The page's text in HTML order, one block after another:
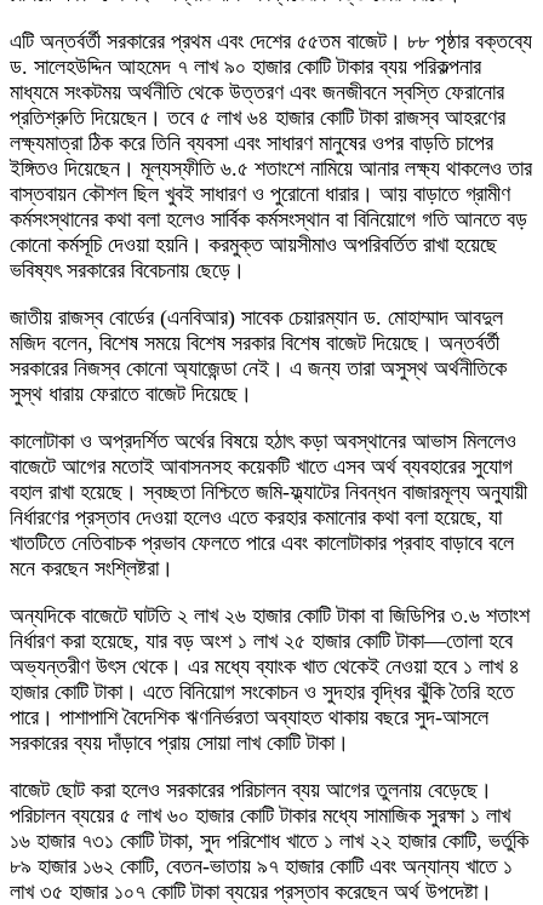
এটি অন্তর্বর্তী সরকারের প্রথম এবং দেশের ৫৫তম বাজেট। ৮৮ পৃষ্ঠার বক্তব্যে
ড. সালেহউদ্দিন আহমেদ ৭ লাখ ৯০ হাজার কোটি টাকার ব্যয় পরিকল্পনার
মাধ্যমে সংকটময় অর্থনীতি থেকে উত্তরণ এবং জনজীবনে স্বস্তি ফেরানোর
প্রতিশ্রুতি দিয়েছেন। তবে ৫ লাখ ৬৪ হাজার কোটি টাকা রাজস্ব আহরণের
লক্ষ্যমাত্রা ঠিক করে তিনি ব্যবসা এবং সাধারণ মানুষের ওপর বাড়তি চাপের
ইঙ্গিতও দিয়েছেন। মূল্যস্ফীতি ৬.৫ শতাংশে নামিয়ে আনার লক্ষ্য থাকলেও তার
বাস্তবায়ন কৌশল ছিল খুবই সাধারণ ও পুরোনো ধারার। আয় বাড়াতে গ্রামীণ
কর্মসংস্থানের কথা বলা হলেও সার্বিক কর্মসংস্থান বা বিনিয়োগে গতি আনতে বড়
কোনো কর্মসূচি দেওয়া হয়নি। করমুক্ত আয়সীমাও অপরিবর্তিত রাখা হয়েছে
ভবিষ্যৎ সরকারের বিবেচনায় ছেড়ে।
জাতীয় রাজস্ব বোর্ডের (এনবিআর) সাবেক চেয়ারম্যান ড. মোহাম্মাদ আবদুল
মজিদ বলেন, বিশেষ সময়ে বিশেষ সরকার বিশেষ বাজেট দিয়েছে। অন্তর্বর্তী
সরকারের নিজস্ব কোনো অ্যাজেন্ডা নেই। এ জন্য তারা অসুস্থ অর্থনীতিকে
সুস্থ ধারায় ফেরাতে বাজেট দিয়েছে।
কালোটাকা ও অপ্রদর্শিত অর্থের বিষয়ে হঠাৎ কড়া অবস্থানের আভাস মিললেও
বাজেটে আগের মতোই আবাসনসহ কয়েকটি খাতে এসব অর্থ ব্যবহারের সুযোগ
বহাল রাখা হয়েছে। স্বচ্ছতা নিশ্চিতে জমি-ফ্ল্যাটের নিবন্ধন বাজারমূল্য অনুযায়ী
নির্ধারণের প্রস্তাব দেওয়া হলেও এতে করহার কমানোর কথা বলা হয়েছে, যা
খাতটিতে নেতিবাচক প্রভাব ফেলতে পারে এবং কালোটাকার প্রবাহ বাড়াবে বলে
মনে করছেন সংশ্লিষ্টরা।
অন্যদিকে বাজেটে ঘাটতি ২ লাখ ২৬ হাজার কোটি টাকা বা জিডিপির ৩.৬ শতাংশ
নির্ধারণ করা হয়েছে, যার বড় অংশ ১ লাখ ২৫ হাজার কোটি টাকা—তোলা হবে
অভ্যন্তরীণ উৎস থেকে। এর মধ্যে ব্যাংক খাত থেকেই নেওয়া হবে ১ লাখ ৪
হাজার কোটি টাকা। এতে বিনিয়োগ সংকোচন ও সুদহার বৃদ্ধির ঝুঁকি তৈরি হতে
পারে। পাশাপাশি বৈদেশিক ঋণনির্ভরতা অব্যাহত থাকায় বছরে সুদ-আসলে
সরকারের ব্যয় দাঁড়াবে প্রায় সোয়া লাখ কোটি টাকা।
বাজেট ছোট করা হলেও সরকারের পরিচালন ব্যয় আগের তুলনায় বেড়েছে।
পরিচালন ব্যয়ের ৫ লাখ ৬০ হাজার কোটি টাকার মধ্যে সামাজিক সুরক্ষা ১ লাখ
১৬ হাজার ৭৩১ কোটি টাকা, সুদ পরিশোধ খাতে ১ লাখ ২২ হাজার কোটি, ভর্তুকি
৮৯ হাজার ১৬২ কোটি, বেতন-ভাতায় ৯৭ হাজার কোটি এবং অন্যান্য খাতে ১
লাখ ৩৫ হাজার ১০৭ কোটি টাকা ব্যয়ের প্রস্তাব করেছেন অর্থ উপদেষ্টা।